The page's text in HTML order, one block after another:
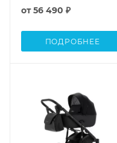
от56 490 ₽
ПОДРОБНЕЕ